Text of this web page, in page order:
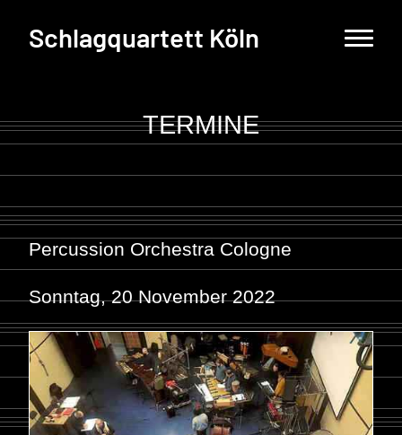
Schlagquartett Köln
TERMINE
Percussion Orchestra Cologne
Sonntag, 20 November 2022